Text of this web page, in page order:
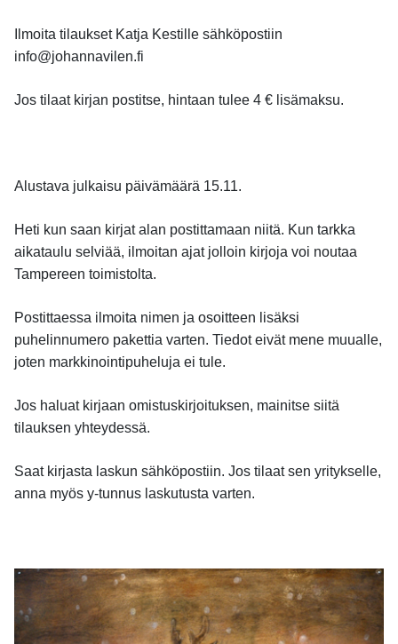
Ilmoita tilaukset Katja Kestille sähköpostiin
info@johannavilen.fi
Jos tilaat kirjan postitse, hintaan tulee 4 € lisämaksu.
Alustava julkaisu päivämäärä 15.11.
Heti kun saan kirjat alan postittamaan niitä. Kun tarkka
aikataulu selviää, ilmoitan ajat jolloin kirjoja voi noutaa
Tampereen toimistolta.
Postittaessa ilmoita nimen ja osoitteen lisäksi
puhelinnumero pakettia varten. Tiedot eivät mene muualle,
joten markkinointipuheluja ei tule.
Jos haluat kirjaan omistuskirjoituksen, mainitse siitä
tilauksen yhteydessä.
Saat kirjasta laskun sähköpostiin. Jos tilaat sen yritykselle,
anna myös y-tunnus laskutusta varten.